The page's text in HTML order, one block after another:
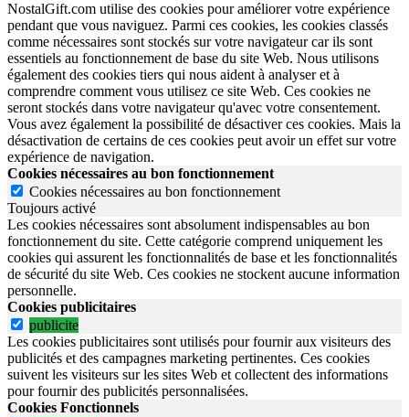
NostalGift.com utilise des cookies pour améliorer votre expérience
pendant que vous naviguez. Parmi ces cookies, les cookies classés
comme nécessaires sont stockés sur votre navigateur car ils sont
essentiels au fonctionnement de base du site Web. Nous utilisons
également des cookies tiers qui nous aident à analyser et à
comprendre comment vous utilisez ce site Web. Ces cookies ne
seront stockés dans votre navigateur qu'avec votre consentement.
Vous avez également la possibilité de désactiver ces cookies. Mais la
désactivation de certains de ces cookies peut avoir un effet sur votre
expérience de navigation.
Cookies nécessaires au bon fonctionnement
Cookies nécessaires au bon fonctionnement
Toujours activé
Les cookies nécessaires sont absolument indispensables au bon
fonctionnement du site. Cette catégorie comprend uniquement les
cookies qui assurent les fonctionnalités de base et les fonctionnalités
de sécurité du site Web. Ces cookies ne stockent aucune information
personnelle.
Cookies publicitaires
publicite
Les cookies publicitaires sont utilisés pour fournir aux visiteurs des
publicités et des campagnes marketing pertinentes. Ces cookies
suivent les visiteurs sur les sites Web et collectent des informations
pour fournir des publicités personnalisées.
Cookies Fonctionnels